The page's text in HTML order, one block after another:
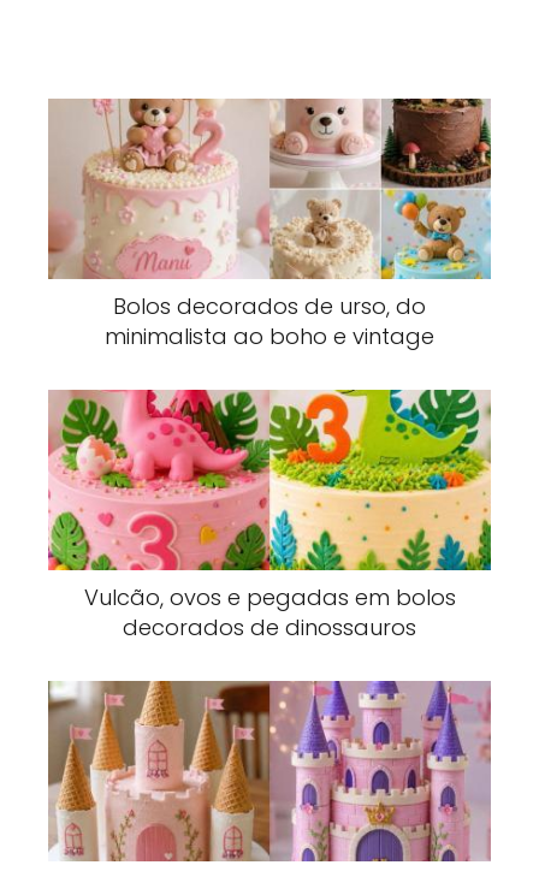
Bolos decorados de urso, do
minimalista ao boho e vintage
Vulcão, ovos e pegadas em bolos
decorados de dinossauros